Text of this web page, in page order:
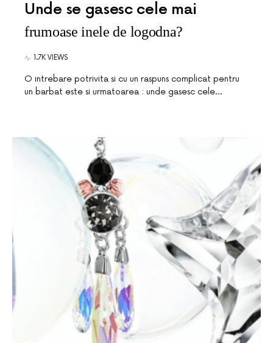
Unde se gasesc cele mai
frumoase inele de logodna?
1.7K VIEWS
O intrebare potrivita si cu un raspuns complicat pentru
un barbat este si urmatoarea : unde gasesc cele…